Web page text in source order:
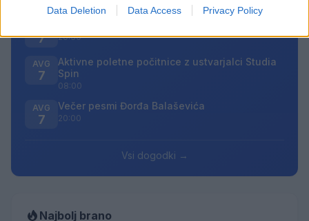
Data Deletion Data Access Privacy Policy
7 20:30
AVG
7
Aktivne poletne počitnice z ustvarjalci Studia
Spin
08:00
AVG
7
Večer pesmi Đorđa Balaševića
20:00
Vsi dogodki →
Najbolj brano